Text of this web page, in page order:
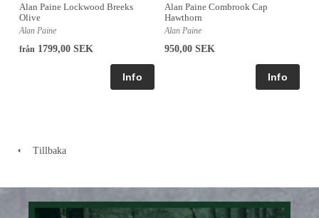
Alan Paine Lockwood Breeks
Olive
Alan Paine
från 1799,00 SEK
Alan Paine Combrook Cap
Hawthorn
Alan Paine
950,00 SEK
Tillbaka